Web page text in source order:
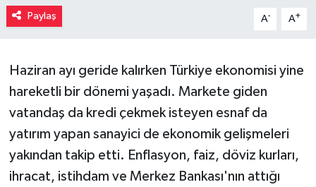
Paylaş A- A+
Haziran ayı geride kalırken Türkiye ekonomisi yine
hareketli bir dönemi yaşadı. Markete giden
vatandaş da kredi çekmek isteyen esnaf da
yatırım yapan sanayici de ekonomik gelişmeleri
yakından takip etti. Enflasyon, faiz, döviz kurları,
ihracat, istihdam ve Merkez Bankası'nın attığı
Kültür Sanat
Müzik
Piyasa
Resmi İlanlar